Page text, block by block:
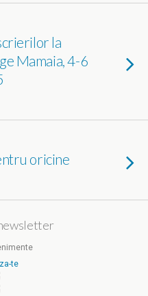
la
Mamaia, 4-6
oricine
te